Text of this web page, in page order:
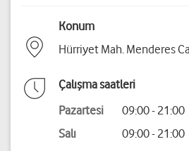
Konum
Hürriyet Mah. Menderes
Çalışma saatleri
Pazartesi
09:00 - 21:00
Salı
09:00 - 21:00